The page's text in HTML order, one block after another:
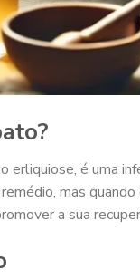
erliquiose, é uma
mas
a sua